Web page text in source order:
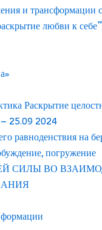
и трансформации
любви к
Раскрытие
– 25.09 2024
на
погружение
СИЛЫ ВО